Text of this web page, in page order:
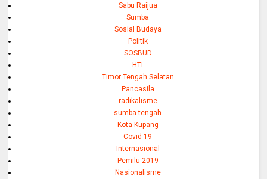
Sabu Raijua
Sumba
Sosial Budaya
Politik
SOSBUD
HTI
Timor Tengah Selatan
Pancasila
radikalisme
sumba tengah
Kota Kupang
Covid-19
Internasional
Pemilu 2019
Nasionalisme